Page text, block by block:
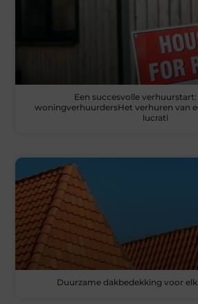
Een succesvolle
woningverhuurdersHet verhuren van
lucrati
Duurzame dakbedekking voor